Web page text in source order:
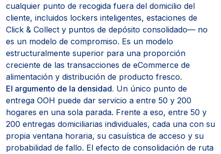
cualquier punto de recogida fuera del domicilio del
cliente, incluidos lockers inteligentes, estaciones de
Click & Collect y puntos de depósito consolidado— no
es un modelo de compromiso. Es un modelo
estructuralmente superior para una proporción
creciente de las transacciones de eCommerce de
alimentación y distribución de producto fresco.
El argumento de la densidad. Un único punto de
entrega OOH puede dar servicio a entre 50 y 200
hogares en una sola parada. Frente a eso, entre 50 y
200 entregas domiciliarias individuales, cada una con su
propia ventana horaria, su casuística de acceso y su
probabilidad de fallo. El efecto de consolidación de ruta